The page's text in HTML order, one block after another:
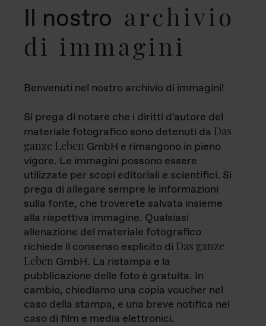
Il nostro archivio
di immagini
Benvenuti nel nostro archivio di immagini!
Si prega di notare che i diritti d'autore del
materiale fotografico sono detenuti da Das
ganze Leben GmbH e rimangono in pieno
vigore. Le immagini possono essere
utilizzate per scopi editoriali e scientifici. Si
prega di allegare sempre le informazioni
sulla fonte, che troverete salvata insieme
alla rispettiva immagine. Qualsiasi
alienazione del materiale fotografico
richiede il consenso esplicito di Das ganze
Leben GmbH. La ristampa e la
pubblicazione delle foto è gratuita. In
cambio, chiediamo una copia voucher nel
caso della stampa, e una breve notifica nel
caso di film e media elettronici.